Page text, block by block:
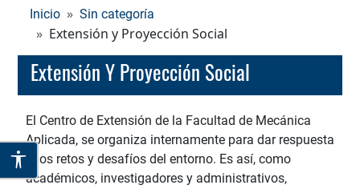
Inicio Sin categoría
Extensión y Proyección Social
Extensión Y Proyección Social
El Centro de Extensión de la Facultad de Mecánica
Aplicada, se organiza internamente para dar respuesta
a los retos y desafíos del entorno. Es así, como
académicos, investigadores y administrativos,